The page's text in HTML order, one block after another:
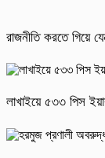
রাজনীতি করতে গিয়ে
লাখাইয়ে ৫৩৩ পিস